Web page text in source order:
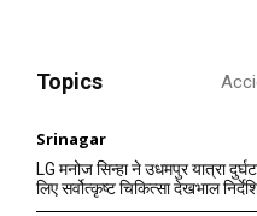
Topics
Srinagar
LG मनोज सिन्हा ने उधमपुर यात्रा
लिए सर्वोत्कृष्ट चिकित्सा देखभाल